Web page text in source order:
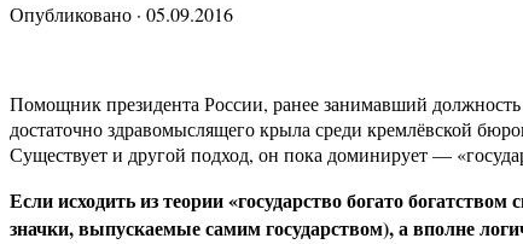
Опубликовано · 05.09.2016
Помощник президента России, ранее занимавший должность
достаточно здравомыслящего крыла среди кремлёвской
Существует и другой подход, он пока доминирует —
Если исходить из теории «государство богато
значки, выпускаемые самим государством), а вполне